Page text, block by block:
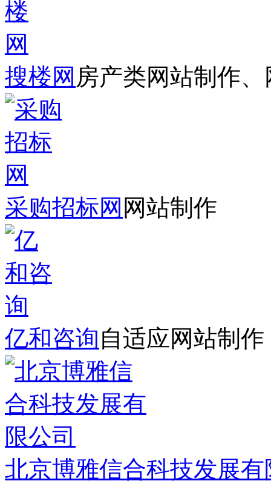
搜楼网 房产类网站制作
采购招标网 网站制作
亿和咨询自适应网站制作
北京博雅信合科技发展有